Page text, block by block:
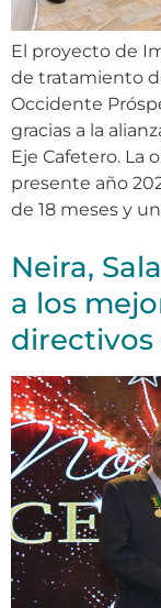
El proyecto de
de tratamiento
Occidente
gracias a la
Eje Cafetero. La
presente año
de 18 meses y
Neira,
a los
directivos